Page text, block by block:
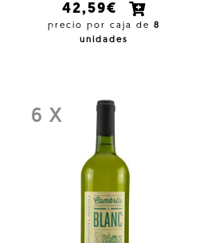
42,59€
precio por caja de8
unidades
6 X